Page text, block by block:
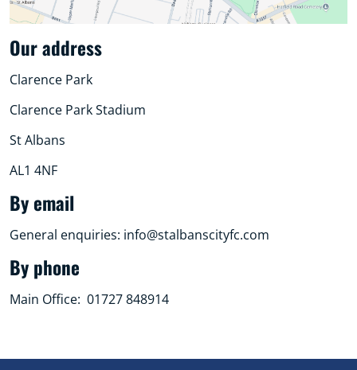
Our address
Clarence Park
Clarence Park Stadium
St Albans
AL1 4NF
By email
General enquiries: info@stalbanscityfc.com
By phone
Main Office: 01727 848914